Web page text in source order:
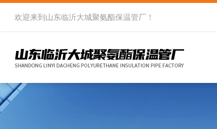
欢迎来到 山东临沂大城聚氨酯保温管厂 ！